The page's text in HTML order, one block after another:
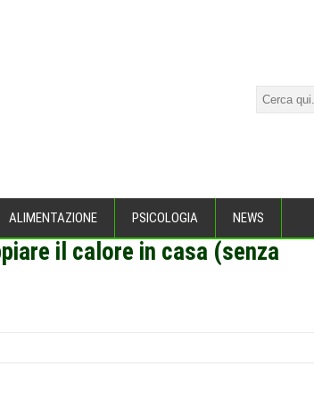
ALIMENTAZIONE PSICOLOGIA NEWS
il calore in casa (senza